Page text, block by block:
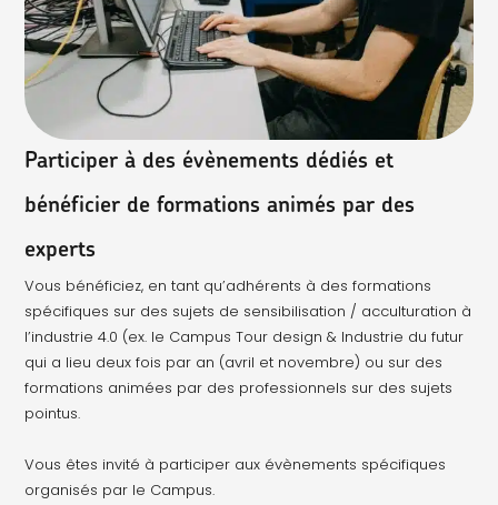
Participer à des évènements dédiés et
bénéficier de formations animés par des
experts
Vous bénéficiez, en tant qu’adhérents à des formations
spécifiques sur des sujets de sensibilisation / acculturation à
l’industrie 4.0 (ex. le Campus Tour design & Industrie du futur
qui a lieu deux fois par an (avril et novembre) ou sur des
formations animées par des professionnels sur des sujets
pointus.
Vous êtes invité à participer aux évènements spécifiques
organisés par le Campus.